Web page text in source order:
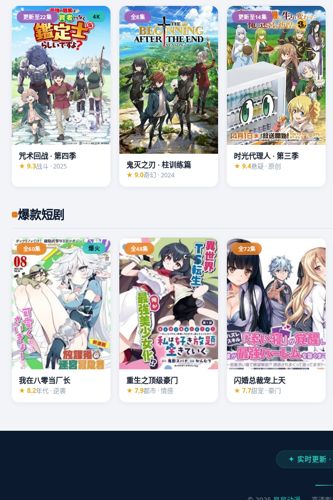
更新至22集 4K
咒术回战 · 第四季
★ 9.3战斗 · 2025
全8集
鬼灭之刃 · 柱训练篇
★ 9.0奇幻 · 2024
更新至14集
时光代理人 · 第三季
★ 9.4悬疑 · 原创
爆款短剧
全60集 爆火
我在八零当厂长
★ 8.2年代 · 逆袭
全48集
重生之顶级豪门
★ 7.9都市 · 情感
全72集
闪婚总裁宠上天
★ 7.7甜宠 · 豪门
✦ 实时更新